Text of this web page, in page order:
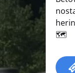
🗺️